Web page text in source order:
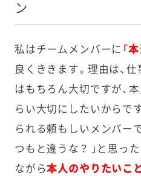
ン
私はチームメンバーに 「
良くききます。理由は、
はもちろん大切ですが、
らい大切にしたいからで
られる頼もしいメンバー
つもと違うな？ 」と思っ
ながら本人のやりたいこ